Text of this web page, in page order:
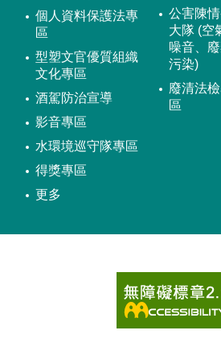
個人資料保護法專
區
型塑文官優質組織
文化專區
酒駕防治宣導
影音專區
水環境巡守隊專區
得獎專區
更多
公害陳
大隊 (空
噪音、
污染)
廢清法
區